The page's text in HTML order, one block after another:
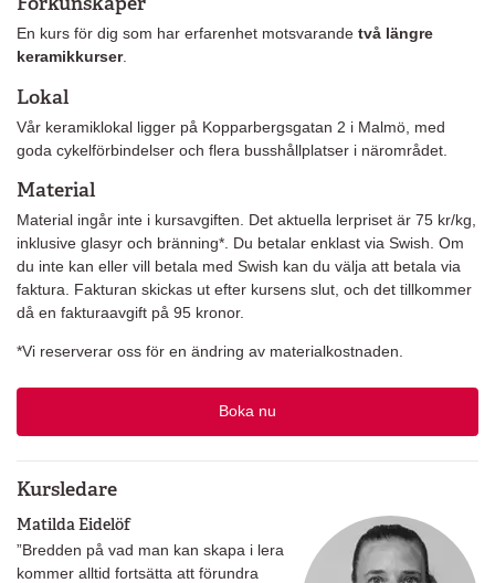
En kurs för dig som har erfarenhet motsvarande två längre
keramikkurser.
Lokal
Vår keramiklokal ligger på Kopparbergsgatan 2 i Malmö, med
goda cykelförbindelser och flera busshållplatser i närområdet.
Material
Material ingår inte i kursavgiften. Det aktuella lerpriset är 75 kr/kg,
inklusive glasyr och bränning*. Du betalar enklast via Swish. Om
du inte kan eller vill betala med Swish kan du välja att betala via
faktura. Fakturan skickas ut efter kursens slut, och det tillkommer
då en fakturaavgift på 95 kronor.
*Vi reserverar oss för en ändring av materialkostnaden.
Boka nu
Kursledare
Matilda Eidelöf
”Bredden på vad man kan skapa i lera
kommer alltid fortsätta att förundra